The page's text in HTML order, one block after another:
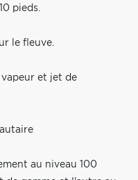
pieds.
le fleuve.
et jet de
au niveau 100